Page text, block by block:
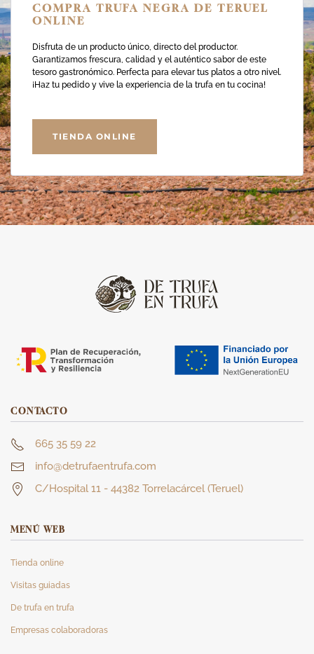
COMPRA TRUFA NEGRA DE TERUEL
ONLINE
Disfruta de un producto único, directo del productor.
Garantizamos frescura, calidad y el auténtico sabor de este
tesoro gastronómico. Perfecta para elevar tus platos a otro nivel.
¡Haz tu pedido y vive la experiencia de la trufa en tu cocina!
TIENDA ONLINE
CONTACTO
665 35 59 22
info@detrufaentrufa.com
C/Hospital 11 - 44382 Torrelacárcel (Teruel)
MENÚ WEB
Tienda online
Visitas guiadas
De trufa en trufa
Empresas colaboradoras